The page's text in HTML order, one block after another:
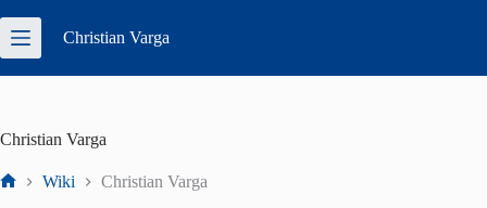
Inhalt
springen
Christian Varga
Christian Varga
Wiki Christian Varga